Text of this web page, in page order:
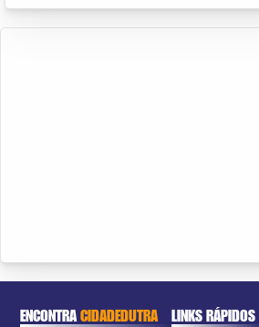
ENCONTRACIDADEDUTRA LINKS RÁPIDOS